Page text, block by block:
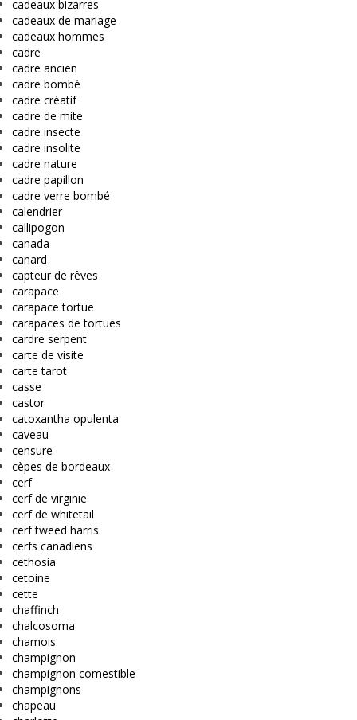
cadeaux bizarres
cadeaux de mariage
cadeaux hommes
cadre
cadre ancien
cadre bombé
cadre créatif
cadre de mite
cadre insecte
cadre insolite
cadre nature
cadre papillon
cadre verre bombé
calendrier
callipogon
canada
canard
capteur de rêves
carapace
carapace tortue
carapaces de tortues
cardre serpent
carte de visite
carte tarot
casse
castor
catoxantha opulenta
caveau
censure
cèpes de bordeaux
cerf
cerf de virginie
cerf de whitetail
cerf tweed harris
cerfs canadiens
cethosia
cetoine
cette
chaffinch
chalcosoma
chamois
champignon
champignon comestible
champignons
chapeau